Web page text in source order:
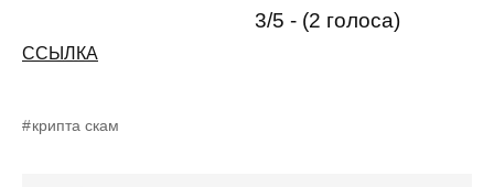
3/5 - (2 голоса)
ССЫЛКА
крипта скам